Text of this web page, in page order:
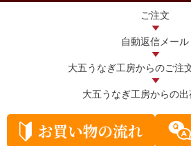
ご注文
自動返信メール
大五うなぎ工房からのご注
大五うなぎ工房からの